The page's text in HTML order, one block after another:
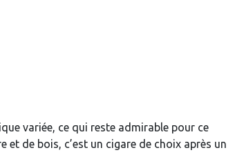
variée, ce qui reste admirable pour ce
de bois, c’est un cigare de choix après un